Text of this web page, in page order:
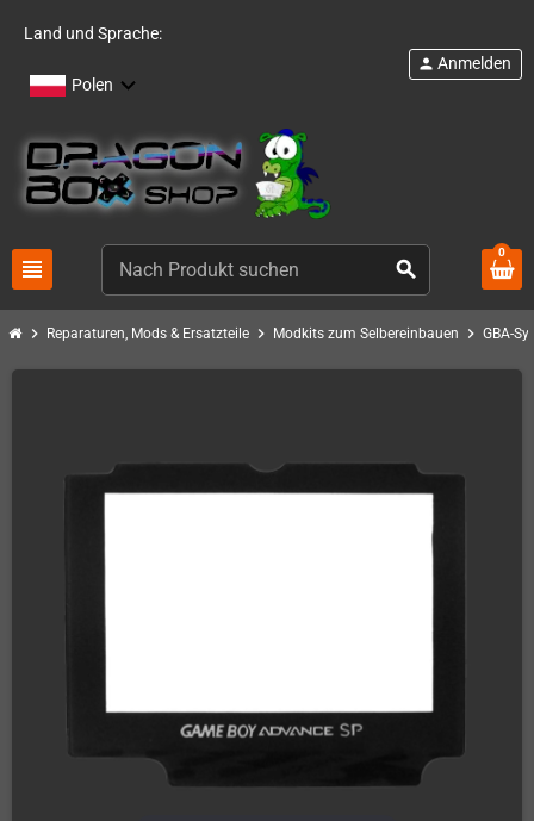
Land und Sprache:
Polen
view_headline search
person Anmelden
0
chevron_right Reparaturen, Mods & Ersatzteile chevron_right Modkits zum Selbereinbauen chevron_right GBA-